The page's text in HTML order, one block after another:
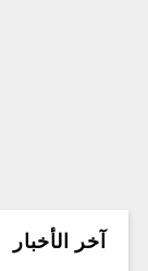
آخر الأخبار